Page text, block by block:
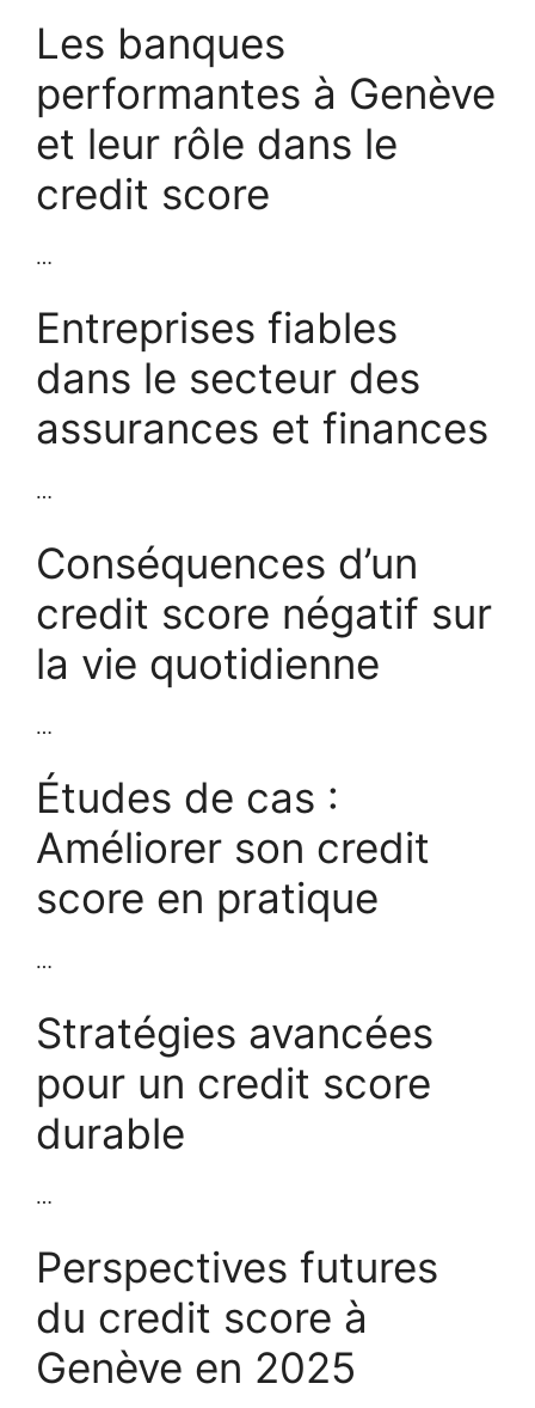
Les banques
performantes à Genève
et leur rôle dans le
credit score
…
Entreprises fiables
dans le secteur des
assurances et finances
…
Conséquences d’un
credit score négatif sur
la vie quotidienne
…
Études de cas :
Améliorer son credit
score en pratique
…
Stratégies avancées
pour un credit score
durable
…
Perspectives futures
du credit score à
Genève en 2025